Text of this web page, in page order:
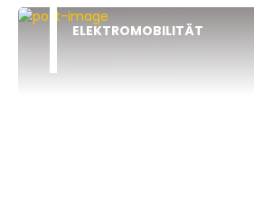
ELEKTROMOBILITÄT